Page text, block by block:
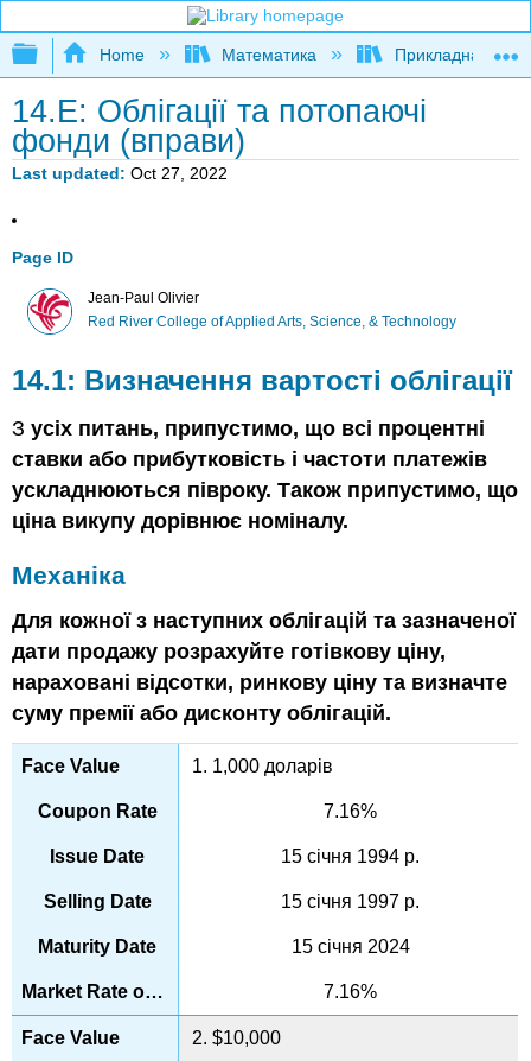
Expand/collapse global hierarchy
Home Математика Прикладна
14.E: Облігації та потопаючі
фонди (вправи)
Last updated Oct 27, 2022
Page ID
Jean-Paul Olivier
Red River College of Applied Arts, Science, & Technology
14.1: Визначення вартості облігації
Зусіх питань, припустимо, що всі процентні
ставки або прибутковість і частоти платежів
ускладнюються півроку. Також припустимо, що
ціна викупу дорівнює номіналу.
Механіка
Для кожної з наступних облігацій та зазначеної
дати продажу розрахуйте готівкову ціну,
нараховані відсотки, ринкову ціну та визначте
суму премії або дисконту облігацій.
1. 1,000 доларів
7.16%
15 січня 1994 р.
15 січня 1997 р.
15 січня 2024
7.16%
2. $10,000